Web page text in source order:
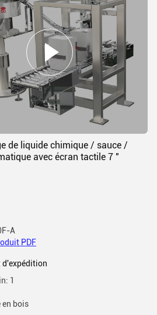
de liquide chimique / sauce /
avec écran tactile 7 "
A
PDF
d'expédition
1
en bois